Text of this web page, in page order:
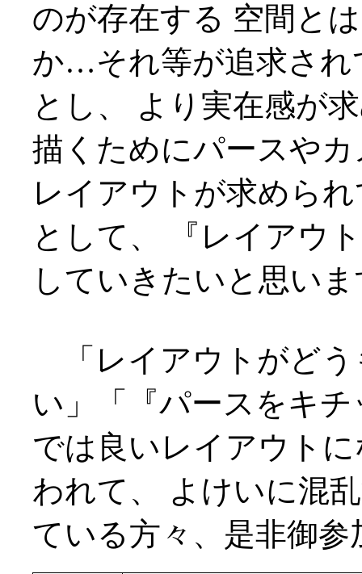
のが存在する 空間と
か…それ等が追求され
とし、 より実在感が
描くためにパースや
レイアウトが求めら
として、 『レイアウ
していきたいと思い
「レイアウトがどう
い」「『パースをキ
では良いレイアウト
われて、 よけいに混
ている方々、是非御参